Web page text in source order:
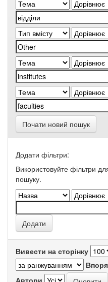
Почати новий пошук
Додати фільтри:
Використовуйте фільтри
пошуку.
Вивести на сторінку
Автори